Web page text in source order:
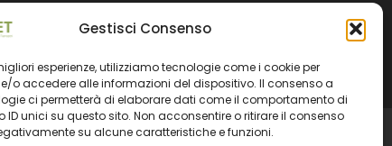
Gestisci Consenso
esperienze, utilizziamo tecnologie come i cookie per
o accedere alle informazioni del dispositivo. Il consenso a
ci permetterà di elaborare dati come il comportamento di
ID unici su questo sito. Non acconsentire o ritirare il consenso
su alcune caratteristiche e funzioni.